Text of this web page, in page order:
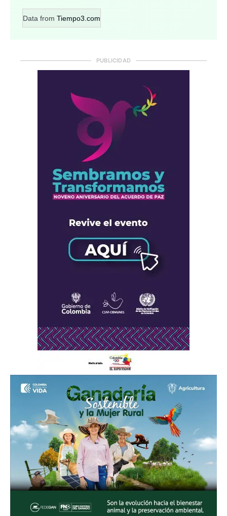
Data from Tiempo3.com
PUBLICIDAD